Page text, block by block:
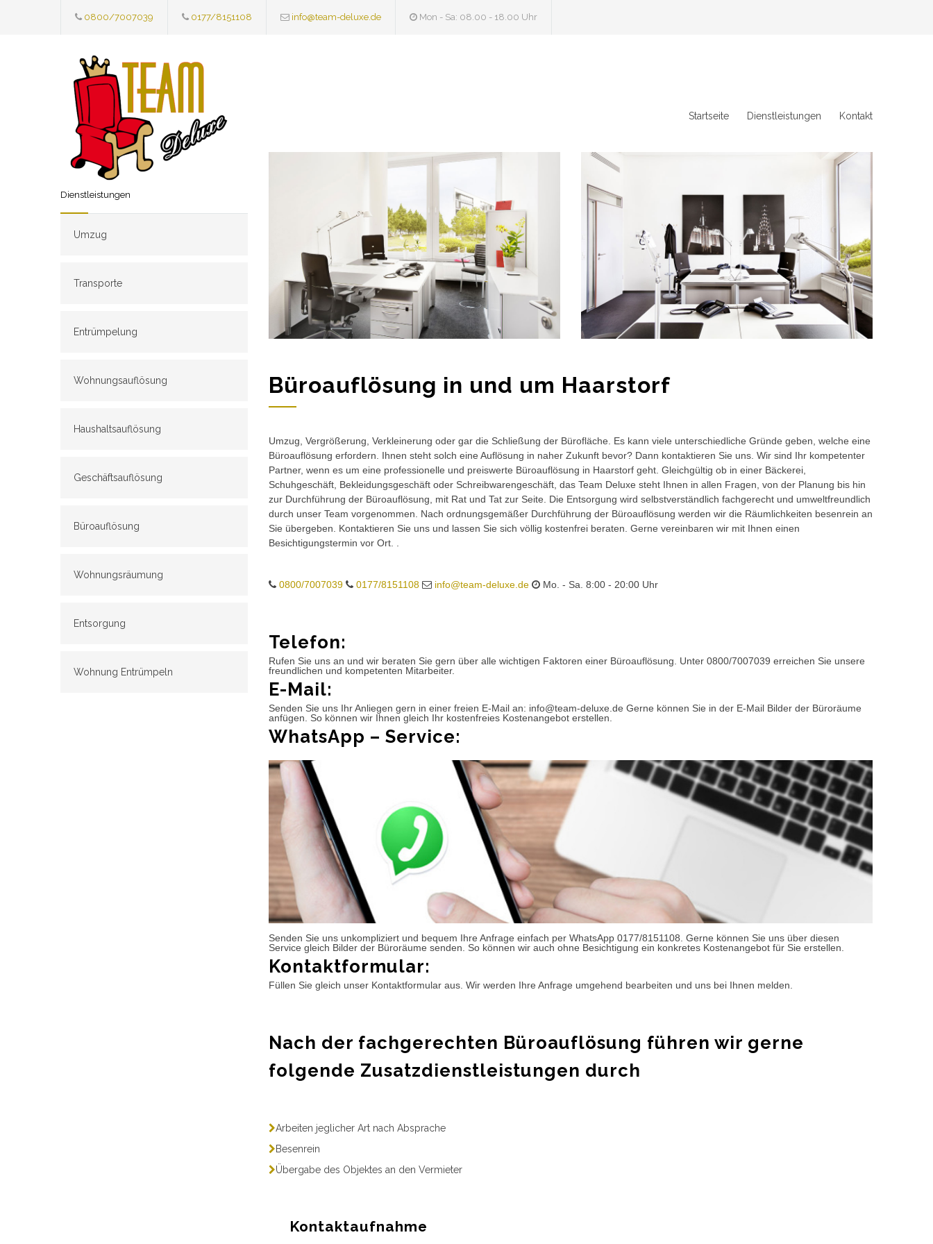
0800/7007039 0177/8151108 info@team-deluxe.de Mon - Sa: 08.00 - 18.00 Uhr
Startseite Dienstleistungen Kontakt
Dienstleistungen
Umzug
Transporte
Entrümpelung
Wohnungsauflösung
Haushaltsauflösung
Geschäftsauflösung
Büroauflösung
Wohnungsräumung
Entsorgung
Wohnung Entrümpeln
Büroauflösung in und um Haarstorf
Umzug, Vergrößerung, Verkleinerung oder gar die Schließung der Bürofläche. Es kann viele unterschiedliche Gründe geben, welche eine
Büroauflösung erfordern. Ihnen steht solch eine Auflösung in naher Zukunft bevor? Dann kontaktieren Sie uns. Wir sind Ihr kompetenter
Partner, wenn es um eine professionelle und preiswerte Büroauflösung in Haarstorf geht. Gleichgültig ob in einer Bäckerei,
Schuhgeschäft, Bekleidungsgeschäft oder Schreibwarengeschäft, das Team Deluxe steht Ihnen in allen Fragen, von der Planung bis hin
zur Durchführung der Büroauflösung, mit Rat und Tat zur Seite. Die Entsorgung wird selbstverständlich fachgerecht und umweltfreundlich
durch unser Team vorgenommen. Nach ordnungsgemäßer Durchführung der Büroauflösung werden wir die Räumlichkeiten besenrein an
Sie übergeben. Kontaktieren Sie uns und lassen Sie sich völlig kostenfrei beraten. Gerne vereinbaren wir mit Ihnen einen
Besichtigungstermin vor Ort. .
0800/7007039 0177/8151108 info@team-deluxe.de Mo. - Sa. 8:00 - 20:00 Uhr
Telefon:
Rufen Sie uns an und wir beraten Sie gern über alle wichtigen Faktoren einer Büroauflösung. Unter 0800/7007039 erreichen Sie unsere
freundlichen und kompetenten Mitarbeiter.
E-Mail:
Senden Sie uns Ihr Anliegen gern in einer freien E-Mail an: info@team-deluxe.de Gerne können Sie in der E-Mail Bilder der Büroräume
anfügen. So können wir Ihnen gleich Ihr kostenfreies Kostenangebot erstellen.
WhatsApp – Service:
Senden Sie uns unkompliziert und bequem Ihre Anfrage einfach per WhatsApp 0177/8151108. Gerne können Sie uns über diesen
Service gleich Bilder der Büroräume senden. So können wir auch ohne Besichtigung ein konkretes Kostenangebot für Sie erstellen.
Kontaktformular:
Füllen Sie gleich unser Kontaktformular aus. Wir werden Ihre Anfrage umgehend bearbeiten und uns bei Ihnen melden.
Nach der fachgerechten Büroauflösung führen wir gerne
folgende Zusatzdienstleistungen durch
Arbeiten jeglicher Art nach Absprache
Besenrein
Übergabe des Objektes an den Vermieter
Kontaktaufnahme